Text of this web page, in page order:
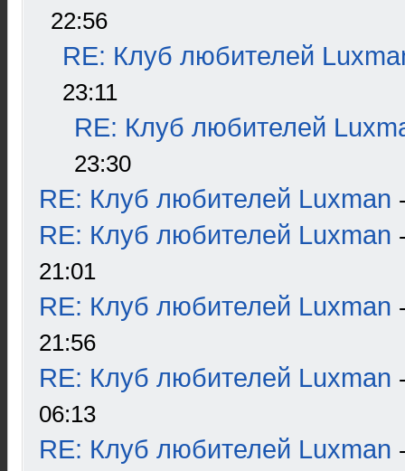
22:56
RE: Клуб любителей
23:11
RE: Клуб любителей
23:30
RE: Клуб любителей Luxman
RE: Клуб любителей Luxman
21:01
RE: Клуб любителей Luxman
21:56
RE: Клуб любителей Luxman
06:13
RE: Клуб любителей Luxman